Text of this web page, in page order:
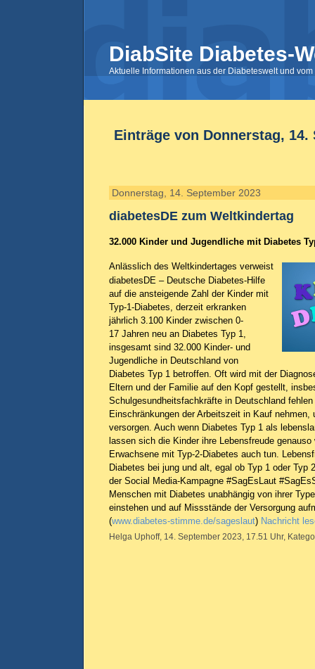
DiabSite Diabetes-
Aktuelle Informationen aus der Diabeteswelt und
Einträge von Donnerstag, 14.
Donnerstag, 14. September 2023
diabetesDE zum Weltkindertag
32.000 Kinder und Jugendliche mit Diabetes
Anlässlich des Weltkindertages verweist
diabetesDE – Deutsche Diabetes-Hilfe
auf die ansteigende Zahl der Kinder mit
Typ-1-Diabetes, derzeit erkranken
jährlich 3.100 Kinder zwischen 0-
17 Jahren neu an Diabetes Typ 1,
insgesamt sind 32.000 Kinder- und
Jugendliche in Deutschland von
Diabetes Typ 1 betroffen. Oft wird mit der
Eltern und der Familie auf den Kopf gestellt,
Schulgesundheitsfachkräfte in Deutschland
Einschränkungen der Arbeitszeit in Kauf nehmen,
versorgen. Auch wenn Diabetes Typ 1 als
lassen sich die Kinder ihre Lebensfreude
Erwachsene mit Typ-2-Diabetes auch tun.
Diabetes bei jung und alt, egal ob Typ 1 oder Typ
der Social Media-Kampagne #SagEsLaut
Menschen mit Diabetes unabhängig von ihrer
einstehen und auf Missstände der Versorgung
(www.diabetes-stimme.de/sageslaut) Nachricht
Helga Uphoff, 14. September 2023, 17.51 Uhr,